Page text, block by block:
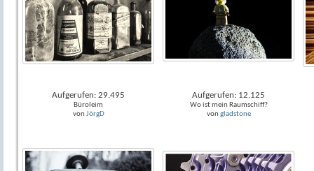
Aufgerufen: 29.495
Büroleim
von JörgD
Aufgerufen: 12.125
Wo ist mein Raumschiff?
von gladstone